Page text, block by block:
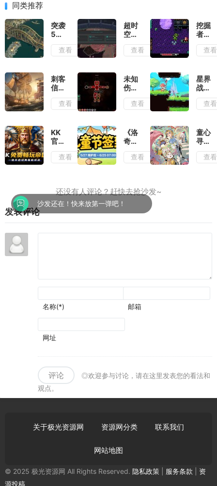
同类推荐
突袭
5测
评：
除了
优点
可言
查看
超时
空地
牢测
评：
间穿
梭找
到合
适的
查看
挖掘
者米
娜测
评：
复古
滤镜
去看
查看
刺客
信条
黑旗
记忆
评：
大体
玩法
不变
了视
觉表
查看
未知
伤亡
测
评：
经是
拼尽
全力
查看
星界
战士
测
评：
成为
神作
的潜
查看
KK
官方
对战
平台
2》
火爆
上
查看
《洛
奇》
童趣
到活
线
查看
童心
寻趣
《第
五人
查看
发表评论
名称(*) 邮箱
网址
评论
◎欢迎参与讨论，请在这里发表您的看法和
观点。
关于极光资源网 资源网分类 联系我们
网站地图
© 2025 极光资源网 All Rights Reserved. 隐私政策 服务条款
资
源投稿
沙发还在！快来放第一弹吧！